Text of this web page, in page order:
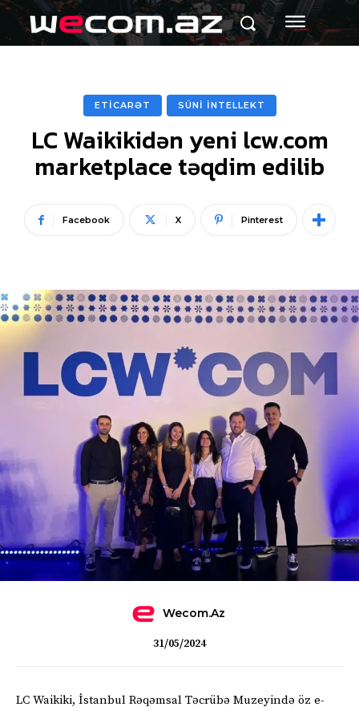
ETİCARƏT SÜNİ İNTELLEKT
LC Waikikidən yeni lcw.com
marketplace təqdim edilib
Facebook X Pinterest
Wecom.az
31/05/2024
LC Waikiki, İstanbul Rəqəmsal Təcrübə Muzeyində öz e-